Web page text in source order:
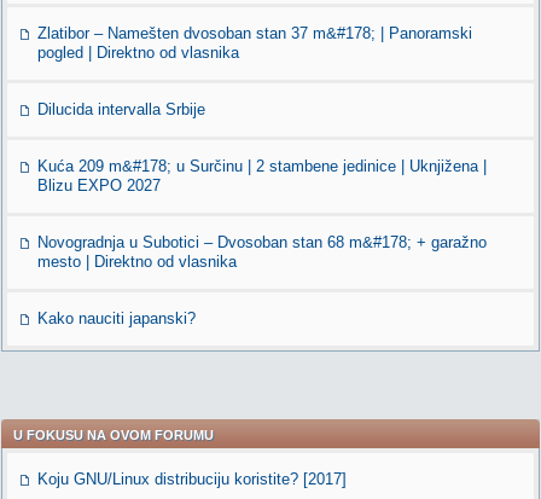
Zlatibor – Namešten dvosoban stan 37 m&#178; | Panoramski
pogled | Direktno od vlasnika
Dilucida intervalla Srbije
Kuća 209 m&#178; u Surčinu | 2 stambene jedinice | Uknjižena |
Blizu EXPO 2027
Novogradnja u Subotici – Dvosoban stan 68 m&#178; + garažno
mesto | Direktno od vlasnika
Kako nauciti japanski?
U FOKUSU NA OVOM FORUMU
Koju GNU/Linux distribuciju koristite? [2017]